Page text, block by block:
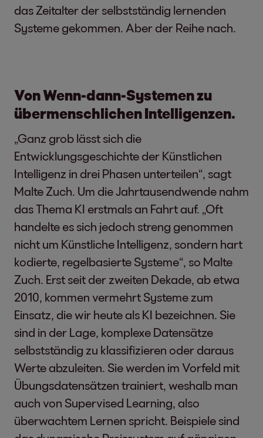
das Zeitalter der selbstständig lernenden
Systeme gekommen. Aber der Reihe nach.
Von Wenn-dann-Systemen zu
übermenschlichen Intelligenzen.
„Ganz grob lässt sich die
Entwicklungsgeschichte der Künstlichen
Intelligenz in drei Phasen unterteilen“, sagt
Malte Zuch. Um die Jahrtausendwende nahm
das Thema KI erstmals an Fahrt auf. „Oft
handelte es sich jedoch streng genommen
nicht um Künstliche Intelligenz, sondern hart
kodierte, regelbasierte Systeme“, so Malte
Zuch. Erst seit der zweiten Dekade, ab etwa
2010, kommen vermehrt Systeme zum
Einsatz, die wir heute als KI bezeichnen. Sie
sind in der Lage, komplexe Datensätze
selbstständig zu klassifizieren oder daraus
Werte abzuleiten. Sie werden im Vorfeld mit
Übungsdatensätzen trainiert, weshalb man
auch von Supervised Learning, also
überwachtem Lernen spricht. Beispiele sind